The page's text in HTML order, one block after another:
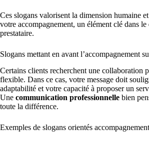
Ces slogans valorisent la dimension humaine
votre accompagnement, un élément clé dans le
prestataire.
Slogans mettant en avant l’accompagnement
Certains clients recherchent une collaboration
flexible. Dans ce cas, votre message doit
adaptabilité et votre capacité à proposer un
Une communication professionnelle bien
toute la différence.
Exemples de slogans orientés